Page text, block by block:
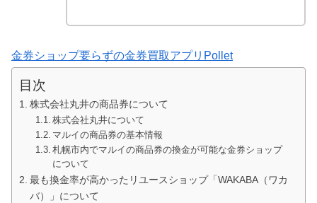
金券ショップ要らずの金券買取アプリPollet
目次
株式会社丸井の商品券について
株式会社丸井について
マルイの商品券の基本情報
札幌市内でマルイの商品券の換金が可能な金券ショップ
について
最も換金率が高かったリユースショップ「WAKABA（ワカ
バ）」について